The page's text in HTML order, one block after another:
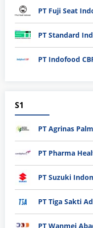
PT Fuji Seat
PT Standard
S1
PT Agrinas
PT Pharma
PT Suzuki
PT Tiga Sakti
PT Wanmei